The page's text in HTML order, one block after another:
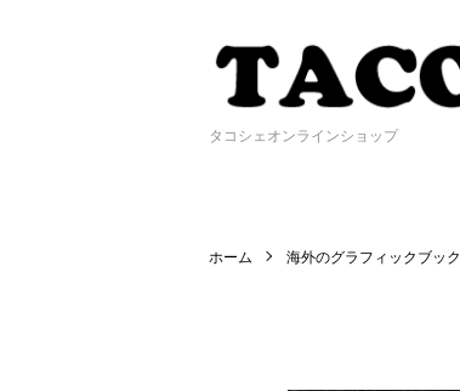
タコシェオンラインショップ
ホーム 海外のグラフィックブック